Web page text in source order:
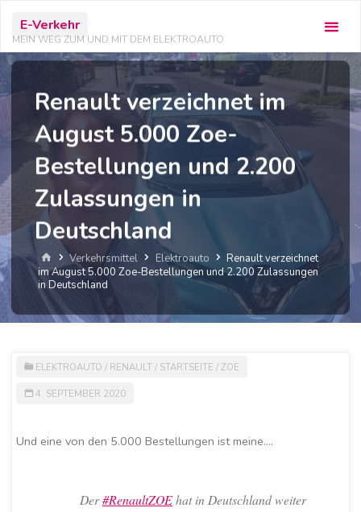
Inhalt
springen
E-Verkehr
MEIN WEG ZUM UND MIT DEM ELEKTROAUTO
Renault verzeichnet im
August 5.000 Zoe-
Bestellungen und 2.200
Zulassungen in
Deutschland
StartVerkehrsmittel Elektroauto
Renault verzeichnet
im August 5.000 Zoe-Bestellungen und 2.200 Zulassungen
in Deutschland
ELEKTROAUTO / RENAULT/ STARTSEITE / ZOE
4. SEPTEMBER 2020
Und eine von den 5.000 Bestellungen ist meine….
Der#RenaultZOEhat in Deutschland weiter